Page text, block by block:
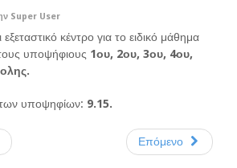
Super User
εξεταστικό κέντρο για το ειδικό μάθημα
υποψήφιους 1ου, 2ου, 3ου, 4ου,
υποψηφίων: 9.15.
Επόμενο